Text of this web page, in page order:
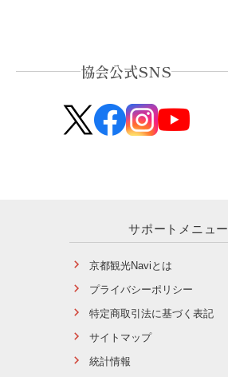
協会公式SNS
サポートメニュー
京都観光Naviとは
プライバシーポリシー
特定商取引法に基づく表記
サイトマップ
統計情報